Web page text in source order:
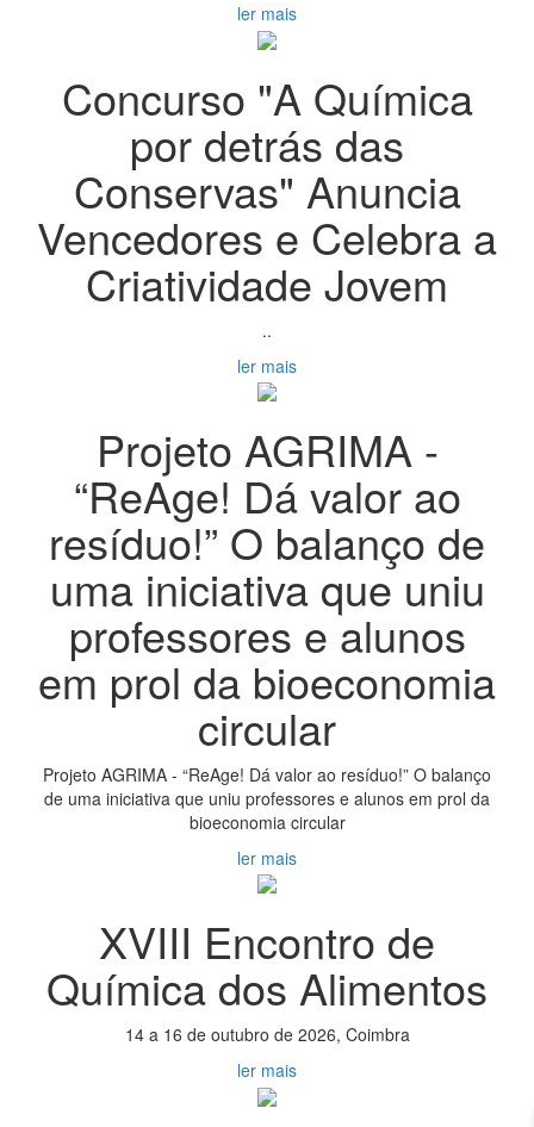
ler mais
Concurso "A Química
por detrás das
Conservas" Anuncia
Vencedores e Celebra a
Criatividade Jovem
..
ler mais
Projeto AGRIMA -
“ReAge! Dá valor ao
resíduo!” O balanço de
uma iniciativa que uniu
professores e alunos
em prol da bioeconomia
circular
Projeto AGRIMA - “ReAge! Dá valor ao resíduo!” O balanço
de uma iniciativa que uniu professores e alunos em prol da
bioeconomia circular
ler mais
XVIII Encontro de
Química dos Alimentos
14 a 16 de outubro de 2026, Coimbra
ler mais